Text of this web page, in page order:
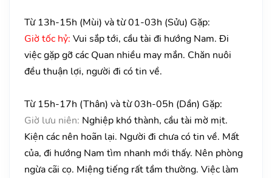
Từ 13h-15h (Mùi) và từ 01-03h (Sửu) Gặp:
Giờ tốc hỷ: Vui sắp tới, cầu tài đi hướng Nam. Đi
việc gặp gỡ các Quan nhiều may mắn. Chăn nuôi
đều thuận lợi, người đi có tin về.
Từ 15h-17h (Thân) và từ 03h-05h (Dần) Gặp:
Giờ lưu niên: Nghiệp khó thành, cầu tài mờ mịt.
Kiện các nên hoãn lại. Người đi chưa có tin về. Mất
của, đi hướng Nam tìm nhanh mới thấy. Nên phòng
ngừa cãi cọ. Miệng tiếng rất tầm thường. Việc làm